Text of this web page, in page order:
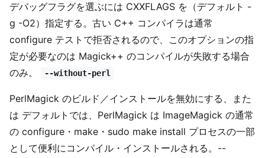
デバッグフラグを選ぶには CXXFLAGS を（デフォルト -
g -O2）指定する。古い C++ コンパイラは通常
configure テストで拒否されるので、このオプションの指
定が必要なのは Magick++ のコンパイルが失敗する場合
のみ。
--without-perl
PerlMagick のビルド／インストールを無効にする、また
は デフォルトでは、PerlMagick は ImageMagick の通常
の configure・make・sudo make install プロセスの一部
として便利にコンパイル・インストールされる。--